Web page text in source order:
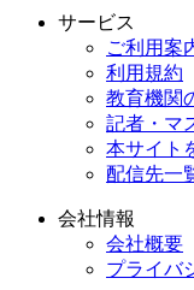
サービス
ご利用案
利用規約
教育機関
記者・マ
本サイト
配信先一
会社情報
会社概要
プライバ